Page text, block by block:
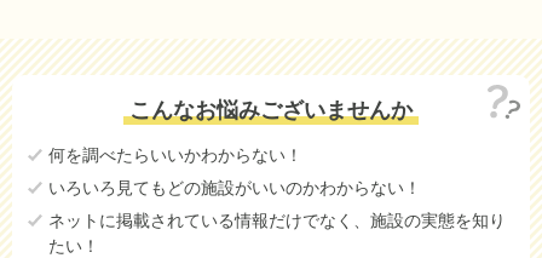
こんなお悩みございませんか
何を調べたらいいかわからない！
いろいろ見てもどの施設がいいのかわからない！
ネットに掲載されている情報だけでなく、施設の実態を知り
たい！